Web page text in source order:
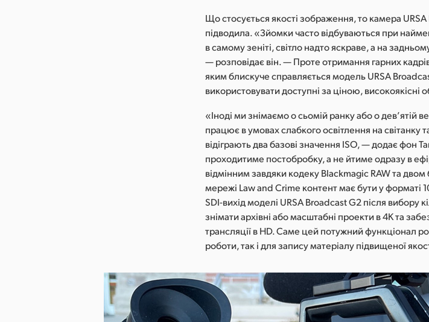
Що стосується якості зображення, то камера
підводила. «Зйомки часто відбуваються при
в самому зеніті, світло надто яскраве, а на
— розповідає він. — Проте отримання гарних
яким блискуче справляється модель URSA
використовувати доступні за ціною, високоякісні
«Іноді ми знімаємо о сьомій ранку або о дев’ятій
працює в умовах слабкого освітлення на світанку
відіграють два базові значення ISO, — додає фон
проходитиме постобробку, а не йтиме одразу в
відмінним завдяки кодеку Blackmagic RAW та
мережі Law and Crime контент має бути у форматі
SDI-вихід моделі URSA Broadcast G2 після вибору
знімати архівні або масштабні проекти в 4K та
трансляції в HD. Саме цей потужний функціонал
роботи, так і для запису матеріалу підвищеної